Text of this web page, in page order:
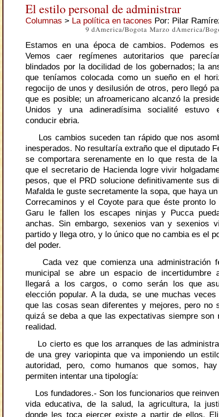
El estilo personal de administrar
Columnas > La política en tacones Por: Pilar
9 dAmerica/Bogota Marzo dAmerica/
Estamos en una época de cambios. Podemos
Vemos caer regímenes autoritarios que
blindados por la docilidad de los gobernados; la
que teníamos colocada como un sueño en el
regocijo de unos y desilusión de otros, pero llegó
que es posible; un afroamericano alcanzó la
Unidos y una adineradísima socialité estuvo
conducir ebria.
Los cambios suceden tan rápido que nos
inesperados. No resultaría extraño que el diputado
se comportara serenamente en lo que resta de
que el secretario de Hacienda logre vivir
pesos, que el PRD solucione definitivamente sus
Mafalda le guste secretamente la sopa, que haya
Correcaminos y el Coyote para que éste pronto
Garu le fallen los escapes ninjas y Pucca
anchas. Sin embargo, sexenios van y sexenios
partido y llega otro, y lo único que no cambia es el
del poder.
Cada vez que comienza una administración
municipal se abre un espacio de incertidumbre
llegará a los cargos, o como serán los que
elección popular. A la duda, se une muchas
que las cosas sean diferentes y mejores, pero no
quizá se deba a que las expectativas siempre son
realidad.
Lo cierto es que los arranques de las
de una grey variopinta que va imponiendo un
autoridad, pero, como humanos que somos,
permiten intentar una tipología:
Los fundadores.- Son los funcionarios que
vida educativa, de la salud, la agricultura, la
donde les toca ejercer existe a partir de ellos.